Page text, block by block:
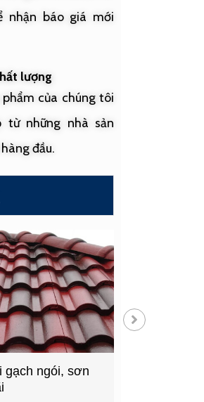
nhận báo giá mới
lượng
của chúng tôi
từ những nhà sản
đầu.
ngói, sơn